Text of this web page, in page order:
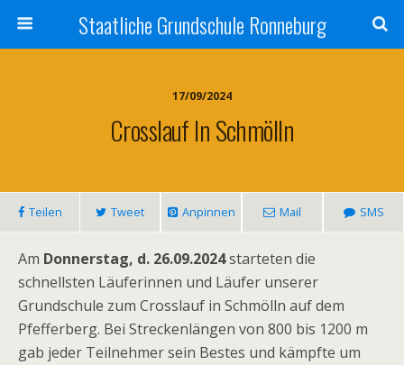
Staatliche Grundschule Ronneburg
17/09/2024
Crosslauf In Schmölln
Teilen Tweet Anpinnen Mail SMS
Am Donnerstag, d. 26.09.2024starteten die
schnellsten Läuferinnen und Läufer unserer
Grundschule zum Crosslauf in Schmölln auf dem
Pfefferberg. Bei Streckenlängen von 800 bis 1200 m
gab jeder Teilnehmer sein Bestes und kämpfte um